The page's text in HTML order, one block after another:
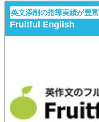
英文添削の指導実績が豊富
Fruitful English